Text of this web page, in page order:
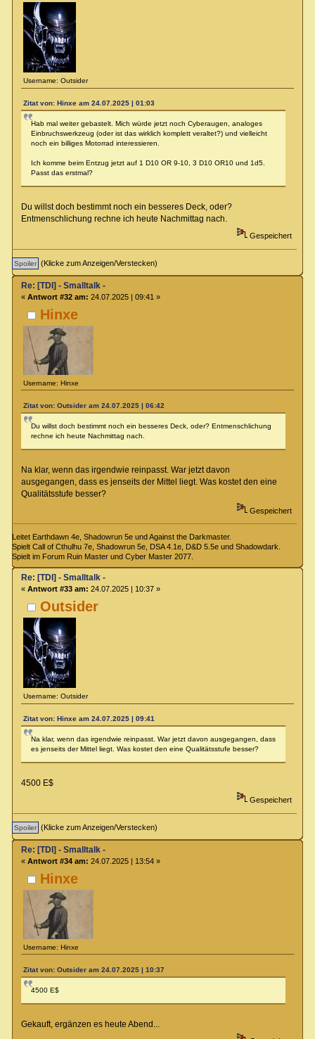
Username: Outsider
Zitat von: Hinxe am 24.07.2025 | 01:03
Hab mal weiter gebastelt. Mich würde jetzt noch Cyberaugen, analoges
Einbruchswerkzeug (oder ist das wirklich komplett veraltet?) und vielleicht
noch ein billiges Motorrad interessieren.
Ich komme beim Entzug jetzt auf 1 D10 OR 9-10, 3 D10 OR10 und 1d5.
Passt das erstmal?
Du willst doch bestimmt noch ein besseres Deck, oder?
Entmenschlichung rechne ich heute Nachmittag nach.
Gespeichert
(Klicke zum Anzeigen/Verstecken)
Hinxe
Username: Hinxe
Re: [TDI] - Smalltalk -
« Antwort #32 am: 24.07.2025 | 09:41 »
Zitat von: Outsider am 24.07.2025 | 06:42
Du willst doch bestimmt noch ein besseres Deck, oder? Entmenschlichung
rechne ich heute Nachmittag nach.
Na klar, wenn das irgendwie reinpasst. War jetzt davon
ausgegangen, dass es jenseits der Mittel liegt. Was kostet den eine
Qualitätsstufe besser?
Gespeichert
Leitet Earthdawn 4e, Shadowrun 5e und Against the Darkmaster.
Spielt Call of Cthulhu 7e, Shadowrun 5e, DSA 4.1e, D&D 5.5e und Shadowdark.
Spielt im Forum Ruin Master und Cyber Master 2077.
Outsider
Username: Outsider
Re: [TDI] - Smalltalk -
« Antwort #33 am: 24.07.2025 | 10:37 »
Zitat von: Hinxe am 24.07.2025 | 09:41
Na klar, wenn das irgendwie reinpasst. War jetzt davon ausgegangen, dass
es jenseits der Mittel liegt. Was kostet den eine Qualitätsstufe besser?
4500 E$
Gespeichert
(Klicke zum Anzeigen/Verstecken)
Hinxe
Username: Hinxe
Re: [TDI] - Smalltalk -
« Antwort #34 am: 24.07.2025 | 13:54 »
Zitat von: Outsider am 24.07.2025 | 10:37
4500 E$
Gekauft, ergänzen es heute Abend...